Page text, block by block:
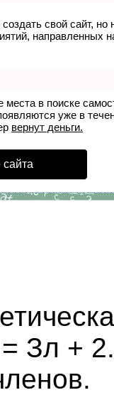
свой сайт,
направленных
в поиске
уже в
вернут деньги.
Зл +